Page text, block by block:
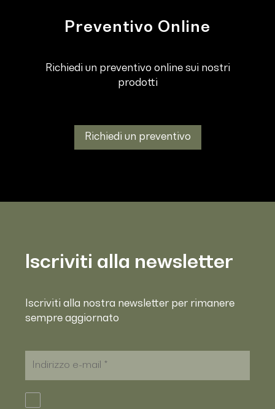
Preventivo Online
Richiedi un preventivo online sui nostri
prodotti
Richiedi un preventivo
Iscriviti alla newsletter
Iscriviti alla nostra newsletter per rimanere
sempre aggiornato